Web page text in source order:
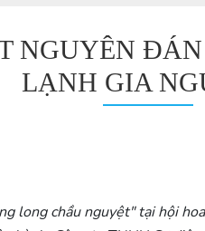
NGUYÊN
LẠNH GIA
long chầu nguyệt" tại hội